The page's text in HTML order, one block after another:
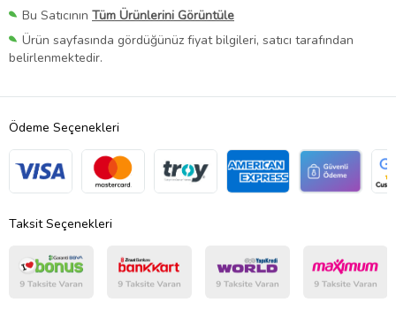
Bu Satıcının Tüm Ürünlerini Görüntüle
Ürün sayfasında gördüğünüz fiyat bilgileri, satıcı tarafından
belirlenmektedir.
Ödeme Seçenekleri
Taksit Seçenekleri